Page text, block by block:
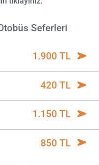
Seferleri
1.900 TL
420 TL
1.150 TL
850 TL